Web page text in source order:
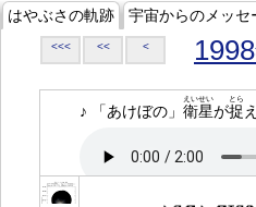
はやぶさの軌跡 宇宙からのメッセ
<<< << <
♪ 「あけぼの」 衛星
えいせい
が捉
とら